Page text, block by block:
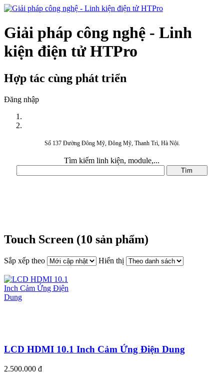
Giải pháp công nghệ - Linh
kiện điện tử HTPro
Hợp tác cùng phát triển
Đăng nhập
Số 137 Đường Đông Mỹ, Đông Mỹ, Thanh Trì, Hà Nội.
Tìm kiếm linh kiện, module,...
Touch Screen (10 sản phẩm)
Sắp xếp theo Hiển thị
LCD HDMI 10.1 Inch Cảm Ứng Điện Dung
2.500.000 đ